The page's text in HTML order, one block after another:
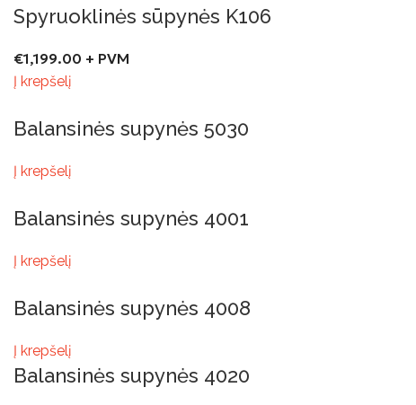
Spyruoklinės sūpynės K106
€1,199.00 + PVM
Į krepšelį
Balansinės supynės 5030
Į krepšelį
Balansinės supynės 4001
Į krepšelį
Balansinės supynės 4008
Į krepšelį
Balansinės supynės 4020